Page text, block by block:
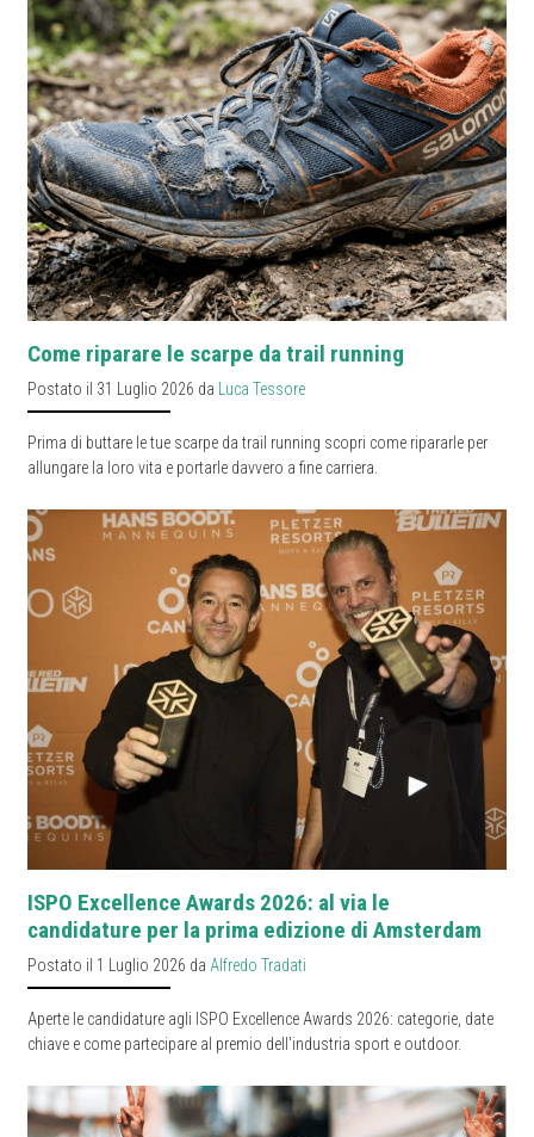
Come riparare le scarpe da trail running
Postato il 31 Luglio 2026 da Luca Tessore
Prima di buttare le tue scarpe da trail running scopri come ripararle per
allungare la loro vita e portarle davvero a fine carriera.
ISPO Excellence Awards 2026: al via le
candidature per la prima edizione di Amsterdam
Postato il 1 Luglio 2026 da Alfredo Tradati
Aperte le candidature agli ISPO Excellence Awards 2026: categorie, date
chiave e come partecipare al premio dell'industria sport e outdoor.